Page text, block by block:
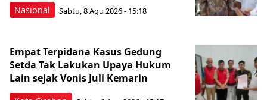
Nasional Sabtu, 8 Agu 2026 - 15:18
Empat Terpidana Kasus Gedung
Setda Tak Lakukan Upaya Hukum
Lain sejak Vonis Juli Kemarin